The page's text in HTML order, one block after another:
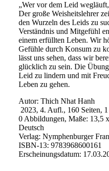
„Wer vor dem Leid
Der große Weisheitslehrer
den Wurzeln des Leids zu
Verständnis und Mitgefühl
einem erfüllten Leben. Wir
Gefühle durch Konsum zu
lässt uns sehen, dass wir
glücklich zu sein. Die
Leid zu lindern und mit
Leben zu gehen.
Autor: Thich Nhat Hanh
2023, 4. Aufl., 160 Seiten,
0 Abbildungen, Maße: 13,5
Deutsch
Verlag: Nymphenburger
ISBN-13: 9783968600161
Erscheinungsdatum: